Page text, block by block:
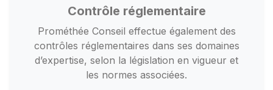
Contrôle réglementaire
Prométhée Conseil effectue également des
contrôles réglementaires dans ses domaines
d’expertise, selon la législation en vigueur et
les normes associées.